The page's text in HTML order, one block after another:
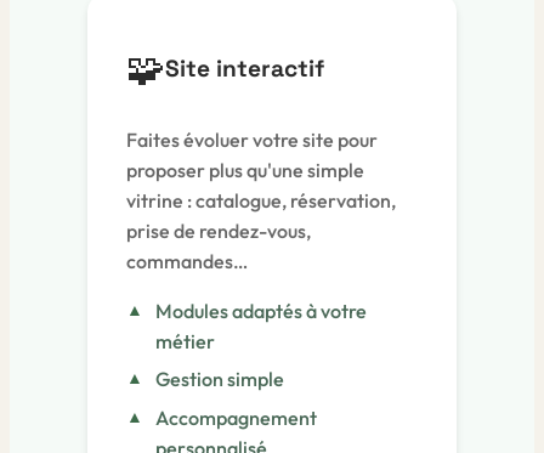
🧩Site interactif
Faites évoluer votre site pour
proposer plus qu'une simple
vitrine : catalogue, réservation,
prise de rendez-vous,
commandes…
Modules adaptés à votre
métier
Gestion simple
Accompagnement
personnalisé